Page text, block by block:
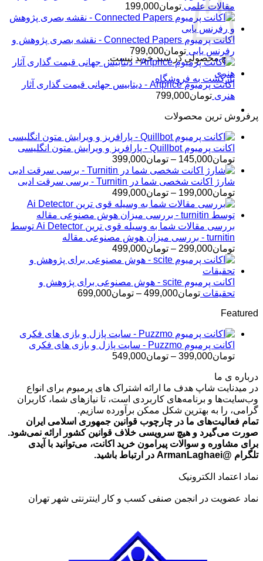
هیچ محصولی در سبد خرید نیست.
بازگشت به فروشگاه
مقالات علمی تومان199,000
اکانت پرمیوم Connected Papers - نقشه بصری پژوهش و
رفرنس یابی تومان799,000
اکانت پرمیوم Artprice - دیتابیس جهانی قیمت ‌گذاری آثار
هنری تومان799,000
پرفروش ترین محصولات
اکانت پرمیوم Quillbot - پارافریز و ویرایش متون انگلیسی
تومان145,000
– تومان399,000محدوده
قیمت:
تومان145,000
تا
تومان399,000
شارژ اکانت شخصی شما در Turnitin - برسی سرقت ادبی
تومان199,000
– تومان499,000محدوده
قیمت:
تومان199,000
تا
تومان499,000
بررسی مقالات شما به وسیله قوی ترین Ai Detector توسط
turnitin - بررسی میزان هوش مصنوعی مقاله
تومان299,000
– تومان499,000محدوده
قیمت:
تا
تومان499,000
اکانت پرمیوم scite - هوش مصنوعی برای پژوهش و
تحقیقات تومان499,000
– تومان699,000محدوده
تومان699,000
Featured
اکانت پرمیوم Puzzmo - سایت پازل و بازی های فکری
تومان399,000
– تومان549,000
تا
تومان549,000
درباره ی ما
در میدنایت شاپ هدف ما ارائه اشتراک های پرمیوم برای انواع
وب‌سایت‌ها و برنامه‌های کاربردی است، تا نیازهای شما، کاربران
گرامی، را به بهترین شکل ممکن برآورده سازیم.
تمام فعالیت‌های ما در چارچوب قوانین جمهوری اسلامی ایران
صورت می‌گیرد و هیچ سرویسی خلاف قوانین کشور ارائه نمی‌شود.
برای مشاوره و سوالات پیرامون خرید اکانت، می‌توانید با آیدی
تلگرام @ArmanLaghaei در ارتباط باشید.
نماد اعتماد الکترونیک
نماد عضویت در انجمن صنفی کسب و کار اینترنتی شهر تهران